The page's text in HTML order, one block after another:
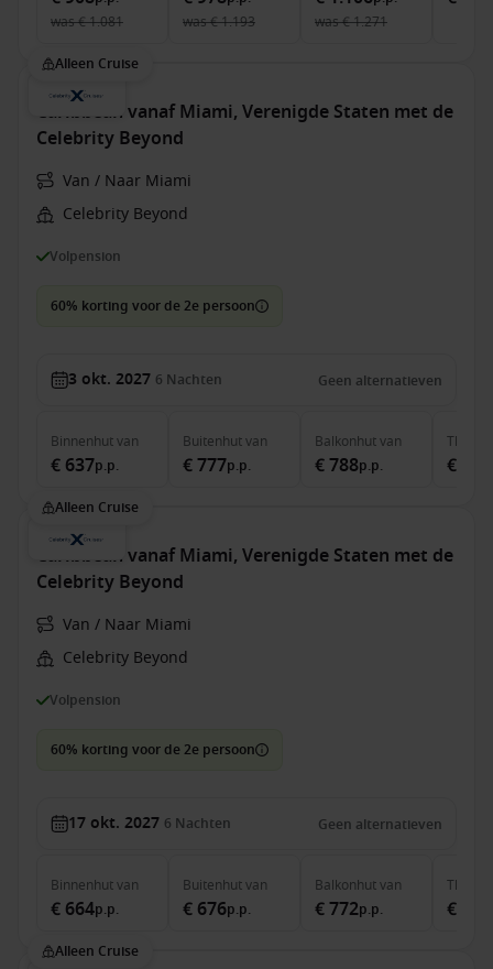
was€ 1.081
was€ 1.193
was€ 1.271
Alleen Cruise
Caribbean vanaf Miami, Verenigde Staten met de
Celebrity Beyond
Van / Naar Miami
Celebrity Beyond
Volpension
60% korting voor de 2e persoon
3 okt. 2027 6 Nachten Geen alternatieven
Binnenhutvan
€ 637p.p.
Buitenhutvan
€ 777p.p.
Balkonhutvan
€ 788p.p.
The
€
Alleen Cruise
Caribbean vanaf Miami, Verenigde Staten met de
Celebrity Beyond
Van / Naar Miami
Celebrity Beyond
Volpension
60% korting voor de 2e persoon
17 okt. 2027 6 Nachten Geen alternatieven
Binnenhutvan
€ 664p.p.
Buitenhutvan
€ 676p.p.
Balkonhutvan
€ 772p.p.
The
€
Alleen Cruise